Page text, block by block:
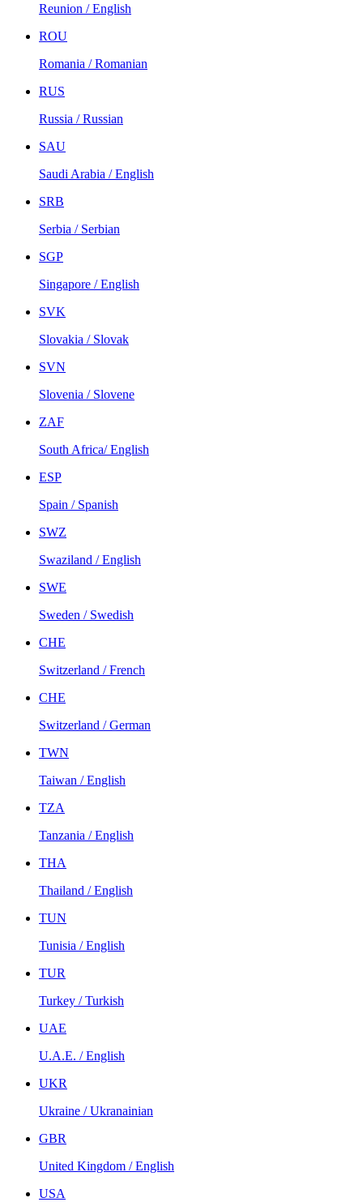
Reunion / English
ROU
Romania / Romanian
RUS
Russia / Russian
SAU
Saudi Arabia / English
SRB
Serbia / Serbian
SGP
Singapore / English
SVK
Slovakia / Slovak
SVN
Slovenia / Slovene
ZAF
South Africa/ English
ESP
Spain / Spanish
SWZ
Swaziland / English
SWE
Sweden / Swedish
CHE
Switzerland / French
CHE
Switzerland / German
TWN
Taiwan / English
TZA
Tanzania / English
THA
Thailand / English
TUN
Tunisia / English
TUR
Turkey / Turkish
UAE
U.A.E. / English
UKR
Ukraine / Ukranainian
GBR
United Kingdom / English
USA